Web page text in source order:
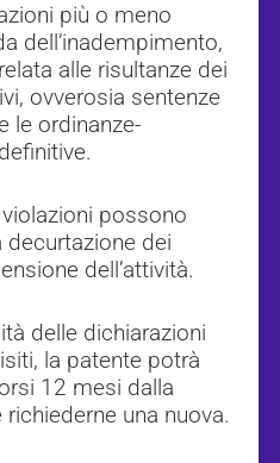
più o meno
dell’inadempimento,
alle risultanze dei
ovverosia sentenze
le ordinanze-
possono
dei
dell’attività.
delle dichiarazioni
la patente potrà
12 mesi dalla
una nuova.